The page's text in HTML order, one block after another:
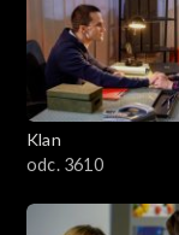
Klan
odc. 3610